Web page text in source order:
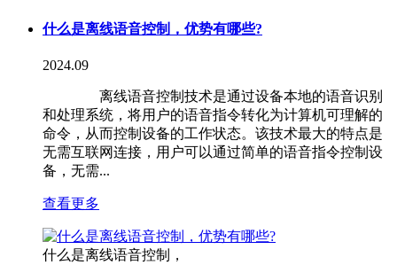
什么是离线语音控制，优势有哪些?
2024.09
离线语音控制技术是通过设备本地的语音识别
和处理系统，将用户的语音指令转化为计算机可理解的
命令，从而控制设备的工作状态。该技术最大的特点是
无需互联网连接，用户可以通过简单的语音指令控制设
备，无需...
查看更多
什么是离线语音控制，